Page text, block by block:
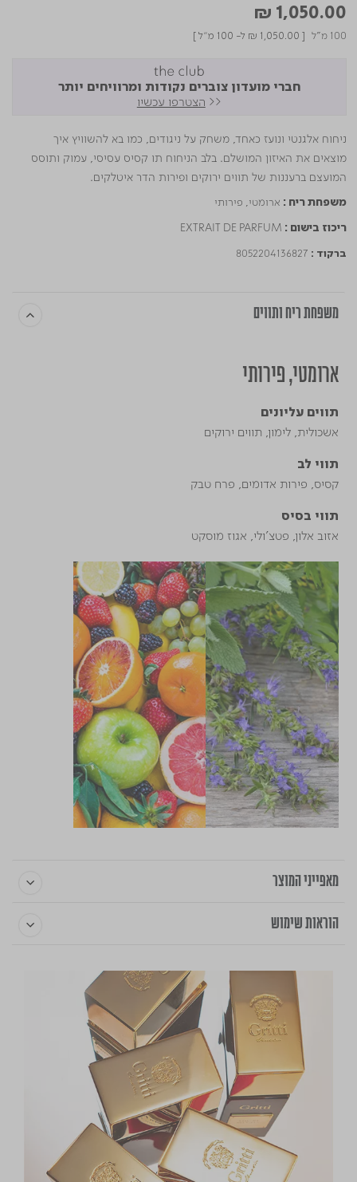
₪ 1,050.00
100 מ"ל [
₪ 1,050.00 ל- 100 מ"ל ]
חברי מועדון צוברים נקודות ומרוויחים יותר
<< הצטרפו עכשיו
ניחוח אלגנטי ונועז כאחד, משחק על ניגודים, כמו בא להשוויץ איך
מוצאים את האיזון המושלם. בלב הניחוח תו קסיס עסיסי, עמוק ותוסס
המועצם ברעננות של תווים ירוקים ופירות הדר איטלקים.
משפחת ריח : ארומטי, פירותי
ריכוז בישום : EXTRAIT DE PARFUM
ברקוד : 8052204136827
משפחת ריח ותווים
ארומטי, פירותי
תווים עליונים
אשכולית, לימון, תווים ירוקים
תווי לב
קסיס, פירות אדומים, פרח טבק
תווי בסיס
אזוב אלון, פטצ'ולי, אגוז מוסקט
מאפייני המוצר
הוראות שימוש